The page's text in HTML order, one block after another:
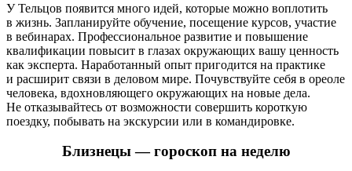
У Тельцов появится много идей, которые можно воплотить
в жизнь. Запланируйте обучение, посещение курсов, участие
в вебинарах. Профессиональное развитие и повышение
квалификации повысит в глазах окружающих вашу ценность
как эксперта. Наработанный опыт пригодится на практике
и расширит связи в деловом мире. Почувствуйте себя в ореоле
человека, вдохновляющего окружающих на новые дела.
Не отказывайтесь от возможности совершить короткую
поездку, побывать на экскурсии или в командировке.
Близнецы — гороскоп на неделю